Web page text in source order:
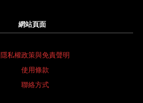
網站頁面
隱私權政策與免責聲明
使用條款
聯絡方式